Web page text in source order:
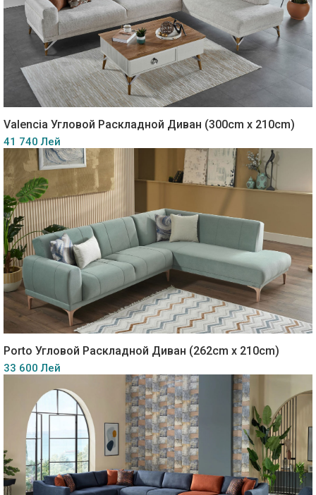
Valencia Угловой Раскладной Диван (300cm x 210cm)
41 740 Лей
Porto Угловой Раскладной Диван (262cm x 210cm)
33 600 Лей